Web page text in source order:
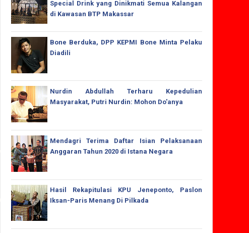
Special Drink yang Dinikmati Semua Kalangan
di Kawasan BTP Makassar
Bone Berduka, DPP KEPMI Bone Minta Pelaku
Diadili
Nurdin Abdullah Terharu Kepedulian
Masyarakat, Putri Nurdin: Mohon Do'anya
Mendagri Terima Daftar Isian Pelaksanaan
Anggaran Tahun 2020 di Istana Negara
Hasil Rekapitulasi KPU Jeneponto, Paslon
Iksan-Paris Menang Di Pilkada